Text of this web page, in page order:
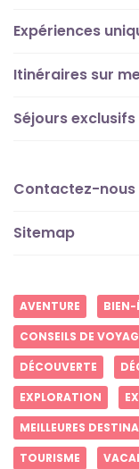
Expériences
Itinéraires sur
Séjours exclusifs
Contactez-nous
Sitemap
AVENTURE BIEN-
CONSEILS DE
DÉCOUVERTE
EXPLORATION
MEILLEURES
TOURISME